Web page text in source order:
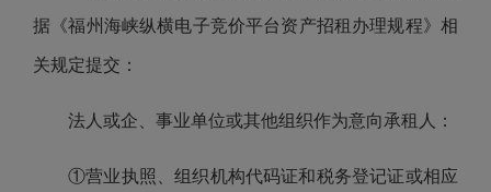
据《福州海峡纵横电子竞价平台资产招租办理规程》相
关规定提交：
法人或企、事业单位或其他组织作为意向承租人：
①营业执照、组织机构代码证和税务登记证或相应